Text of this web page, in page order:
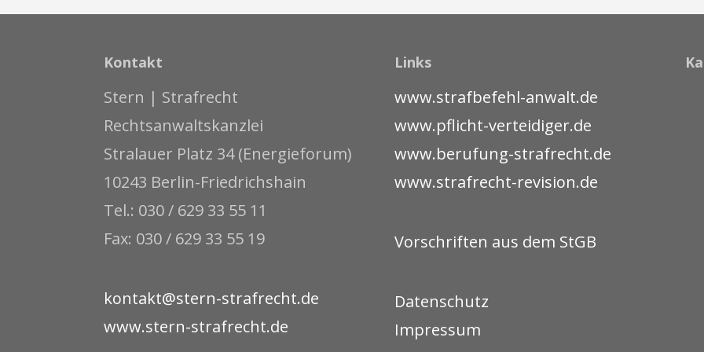
Kontakt
Stern | Strafrecht
Rechtsanwaltskanzlei
Stralauer Platz 34 (Energieforum)
10243 Berlin-Friedrichshain
Tel.: 030 / 629 33 55 11
Fax: 030 / 629 33 55 19
kontakt@stern-strafrecht.de
www.stern-strafrecht.de
Links
www.strafbefehl-anwalt.de
www.pflicht-verteidiger.de
www.berufung-strafrecht.de
www.strafrecht-revision.de
Vorschriften aus dem StGB
Datenschutz
Impressum